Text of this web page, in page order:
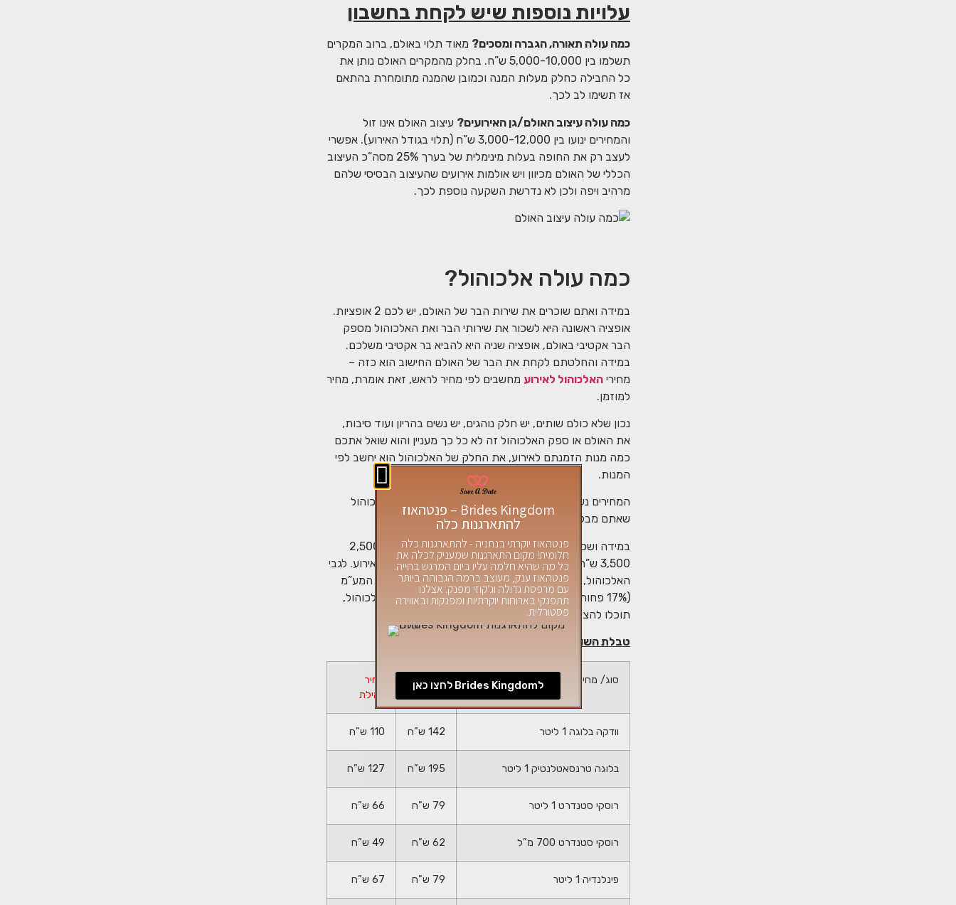
עלויות נוספות שיש לקחת בחשבון
כמה עולה תאורה, הגברה ומסכים? מאוד תלוי באולם, ברוב המקרים
תשלמו בין 5,000-10,000 ש”ח. בחלק מהמקרים האולם נותן את
כל החבילה כחלק מעלות המנה וכמובן שהמנה מתומחרת בהתאם
אז תשימו לב לכך.
כמה עולה עיצוב האולם/גן האירועים? עיצוב האולם אינו זול
והמחירים ינועו בין 3,000-12,000 ש”ח (תלוי בגודל האירוע). אפשרי
לעצב רק את החופה בעלות מינימלית של בערך 25% מסה”כ העיצוב
הכללי של האולם מכיוון ויש אולמות אירועים שהעיצוב הבסיסי שלהם
מרהיב ויפה ולכן לא נדרשת השקעה נוספת לכך.
כמה עולה אלכוהול?
במידה ואתם שוכרים את שירות הבר של האולם, יש לכם 2 אופציות.
אופציה ראשונה היא לשכור את שירותי הבר ואת האלכוהול מספק
הבר אקטיבי באולם, אופציה שניה היא להביא בר אקטיבי משלכם.
במידה והחלטתם לקחת את הבר של האולם החישוב הוא כזה –
מחירי האלכוהול לאירוע מחשבים לפי מחיר לראש, זאת אומרת, מחיר
למוזמן.
נכון שלא כולם שותים, יש חלק נוהגים, יש נשים בהריון ועוד סיבות,
את האולם או ספק האלכוהול זה לא כל כך מעניין והוא שואל אתכם
כמה מנות הזמנתם לאירוע, את החלק של האלכוהול הוא יחשב לפי
המנות.
המחירים נעים בין 22-45 ש”ח למנה, הכל תלוי בסוגי האלכוהול
שאתם מבקשים.
במידה ושכרתם רק את שירותי הבר, מחיר הבר יהיה בין 2,500-
3,500 ש”ח, תלוי במספר הברמנים שתבקשו שיהיו לכם באירוע. לגבי
האלכוהול, מומלץ מאוד לרכוש את האלכוהול באילת, ללא המע”מ
(17% פחות), זוהי הנחה משמעותית מאוד. לגבי חסכון באלכוהול,
תוכלו להציץ בטבלת השוואה מחירים כאן ממש מתחת.
טבלת השוואה – מחירי אלכוהול:
סוג/ מחיר
מחיר
מחיר
באילת
וודקה בלוגה 1 ליטר 142 ש”ח 110 ש”ח
בלוגה טרנסאטלנטיק 1 ליטר 195 ש”ח 127 ש”ח
רוסקי סטנדרט 1 ליטר 79 ש”ח 66 ש”ח
רוסקי סטנדרט 700 מ”ל 62 ש”ח 49 ש”ח
פינלנדיה 1 ליטר 79 ש”ח 67 ש”ח
Brides Kingdom – פנטהאוז
להתארגנות כלה
פנטהאוז יוקרתי בנתניה - להתארגנות כלה
חלומית! מקום התארגנות שמעניק לכלה את
כל מה שהיא חלמה עליו ביום המרגש בחייה.
פנטהאוז ענק, מעוצב ברמה הגבוהה ביותר
עם מרפסת גדולה וג’קוזי מפנק. אצלנו
תתפנקי בארוחות יוקרתיות ומפנקות ובאווירה
פסטורלית.
לBrides Kingdom לחצו כאן